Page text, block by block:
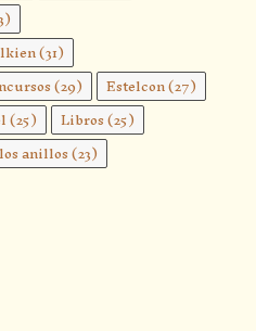
(31)
(29) Estelcon(27)
(25) Libros(25)
anillos(23)